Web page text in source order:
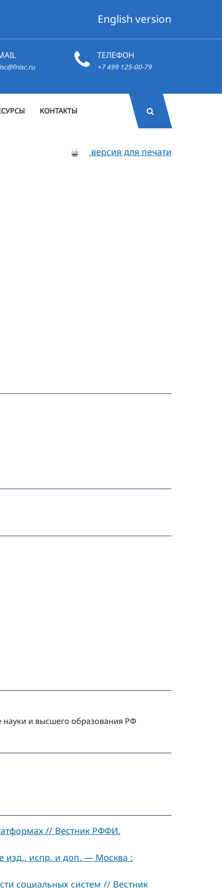
English version
ТЕЛЕФОН
+7 499 125-00-79
КОНТАКТЫ
версия для печати
науки и высшего образования РФ
// Вестник РФФИ.
изд., испр. и доп. — Москва :
социальных систем // Вестник